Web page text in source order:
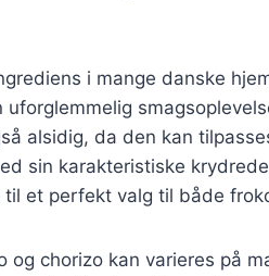
i mange danske
alsidig, da den kan
sin karakteristiske
et perfekt valg til både
og chorizo kan varieres på